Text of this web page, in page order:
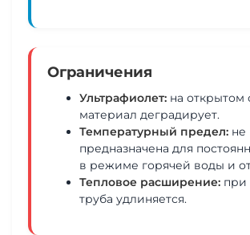
Ограничения
Ультрафиолет: на открытом
материал деградирует.
Температурный предел: не
предназначена для
в режиме горячей воды и
Тепловое расширение: при
труба удлиняется.